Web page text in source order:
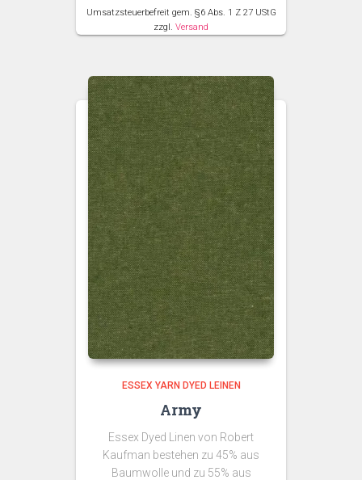
Umsatzsteuerbefreit gem. §6 Abs. 1 Z 27 UStG
zzgl. Versand
ESSEX YARN DYED LEINEN
Army
Essex Dyed Linen von Robert
Kaufman bestehen zu 45% aus
Baumwolle und zu 55% aus